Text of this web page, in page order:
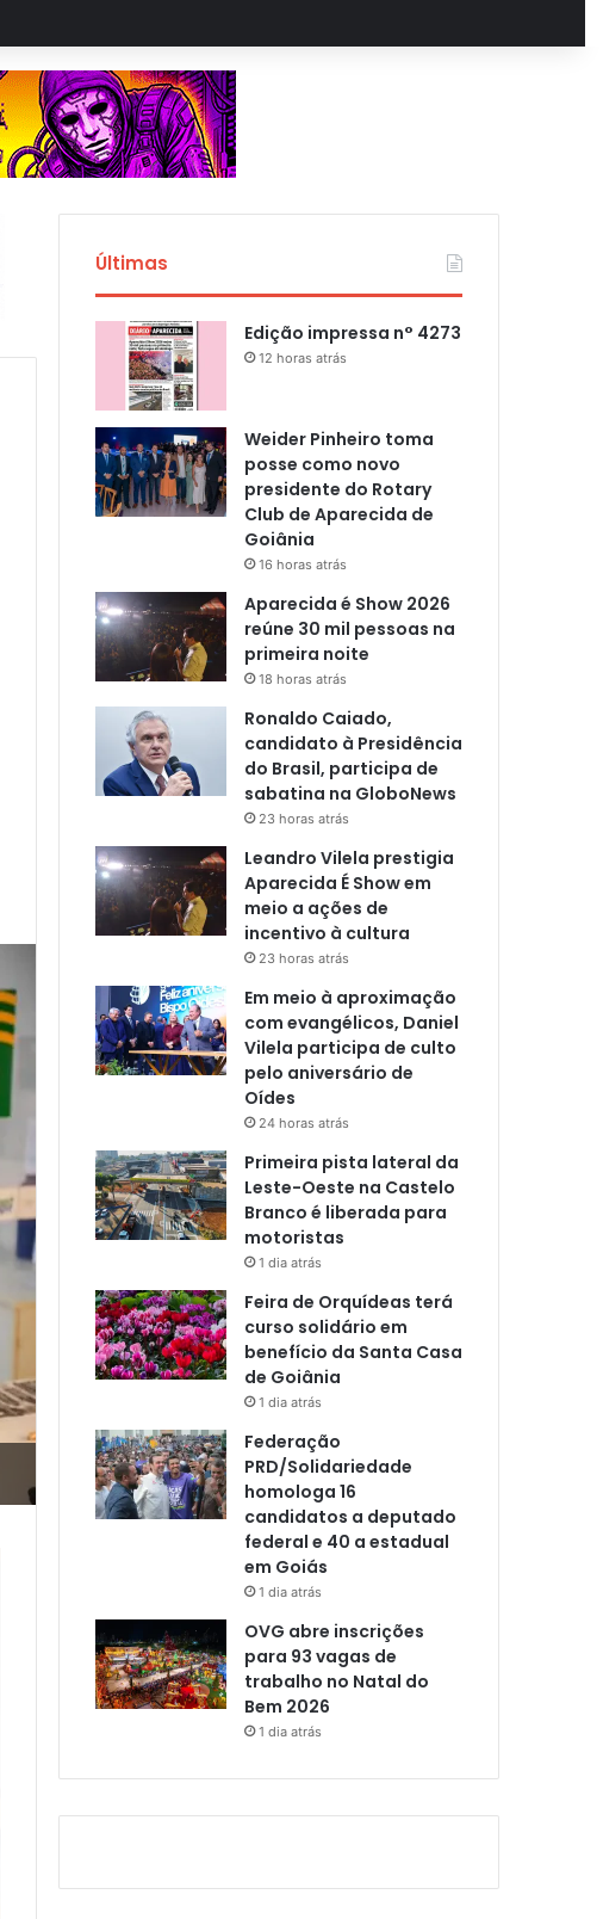
Últimas
Edição impressa n° 4273
12 horas atrás
Weider Pinheiro toma
posse como novo
presidente do Rotary
Club de Aparecida de
Goiânia
16 horas atrás
Aparecida é Show 2026
reúne 30 mil pessoas na
primeira noite
18 horas atrás
Ronaldo Caiado,
candidato à Presidência
do Brasil, participa de
sabatina na GloboNews
23 horas atrás
Leandro Vilela prestigia
Aparecida É Show em
meio a ações de
incentivo à cultura
23 horas atrás
Em meio à aproximação
com evangélicos, Daniel
Vilela participa de culto
pelo aniversário de
Oídes
24 horas atrás
Primeira pista lateral da
Leste-Oeste na Castelo
Branco é liberada para
motoristas
1 dia atrás
Feira de Orquídeas terá
curso solidário em
benefício da Santa Casa
de Goiânia
1 dia atrás
Federação
PRD/Solidariedade
homologa 16
candidatos a deputado
federal e 40 a estadual
em Goiás
1 dia atrás
OVG abre inscrições
para 93 vagas de
trabalho no Natal do
Bem 2026
1 dia atrás